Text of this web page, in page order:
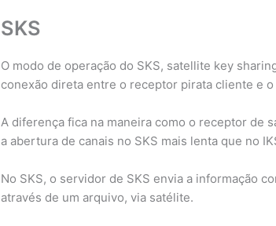
SKS
O modo de operação do SKS, satellite key
conexão direta entre o receptor pirata cliente e
A diferença fica na maneira como o receptor de
a abertura de canais no SKS mais lenta que no
No SKS, o servidor de SKS envia a informação
através de um arquivo, via satélite.